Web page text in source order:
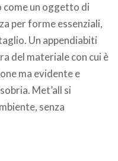
un oggetto di
per forme essenziali,
Un appendiabiti
del materiale con cui è
ma evidente e
Met’all si
senza